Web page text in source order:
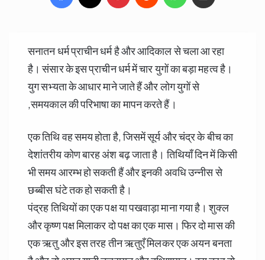
सनातन धर्म प्राचीन धर्म है और आदिकाल से चला आ रहा
है। संसार के इस प्राचीन धर्म में चार युगों का बड़ा महत्व है।
युग सभ्यता के आधार माने जाते हैं और लोग युगों से
,समयकाल की परिभाषा का मापन करते हैं।
एक तिथि वह समय होता है, जिसमें सूर्य और चंद्र के बीच का
देशांतरीय कोण बारह अंश बढ़ जाता है। तिथियाँ दिन में किसी
भी समय आरम्भ हो सकती हैं और इनकी अवधि उन्नीस से
छब्बीस घंटे तक हो सकती है।
पंद्रह तिथियों का एक पक्ष या पखवाड़ा माना गया है। शुक्ल
और कृष्ण पक्ष मिलाकर दो पक्ष का एक मास। फिर दो मास की
एक ऋतु और इस तरह तीन ऋतुएँ मिलकर एक अयन बनता